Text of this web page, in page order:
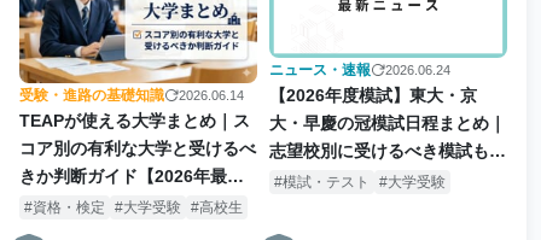
受験・進路の基礎知識 2026.06.14
TEAPが使える大学まとめ｜ス
コア別の有利な大学と受けるべ
きか判断ガイド【2026年最新
版】
資格・検定 大学受験 高校生
ニュース・速報 2026.06.24
【2026年度模試】東大・京
大・早慶の冠模試日程まとめ｜
志望校別に受けるべき模試も解
説模試・テスト 大学受験